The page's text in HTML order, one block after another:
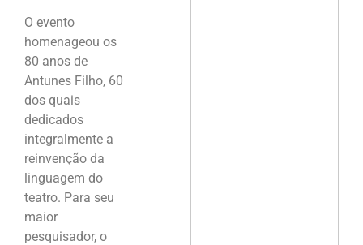
O evento
homenageou os
80 anos de
Antunes Filho, 60
dos quais
dedicados
integralmente a
reinvenção da
linguagem do
teatro. Para seu
maior
pesquisador, o